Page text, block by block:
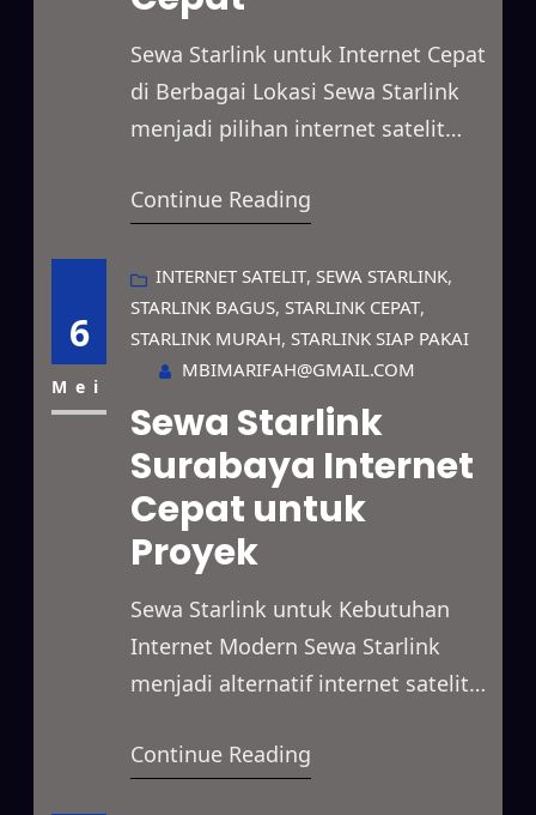
Sewa Starlink untuk Internet Cepat
di Berbagai Lokasi Sewa Starlink
menjadi pilihan internet satelit
berkecepatan tinggi untuk
dapat dimanfaatkan untuk bisnis,
proyek lapangan, acara, maupun
penggunaan pribadi dengan
sistem sewa yang fleksibel. Selain
itu, jaringannya mampu
menjangkau area terpencil, lokasi
dengan sinyal terbatas, hingga
wilayah yang belum memiliki…
Continue Reading
6
Mei
INTERNET SATELIT, SEWA STARLINK
STARLINK BAGUS, STARLINK CEPAT
STARLINK MURAH, STARLINK SIAP PAKAI
MBIMARIFAH@GMAIL.COM
Sewa Starlink
Surabaya Internet
Cepat untuk
Proyek
Sewa Starlink untuk Kebutuhan
Internet Modern Sewa Starlink
menjadi alternatif internet satelit
dimanfaatkan untuk berbagai
Continue Reading